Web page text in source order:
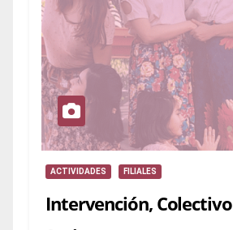
ACTIVIDADES FILIALES
Intervención, Colectivo